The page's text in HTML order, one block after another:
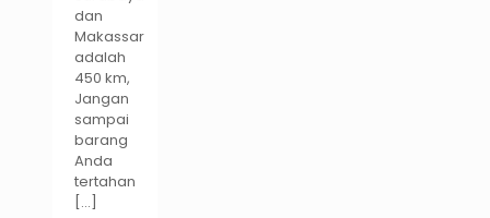
dan
Makassar
adalah
450 km,
Jangan
sampai
barang
Anda
tertahan
[…]